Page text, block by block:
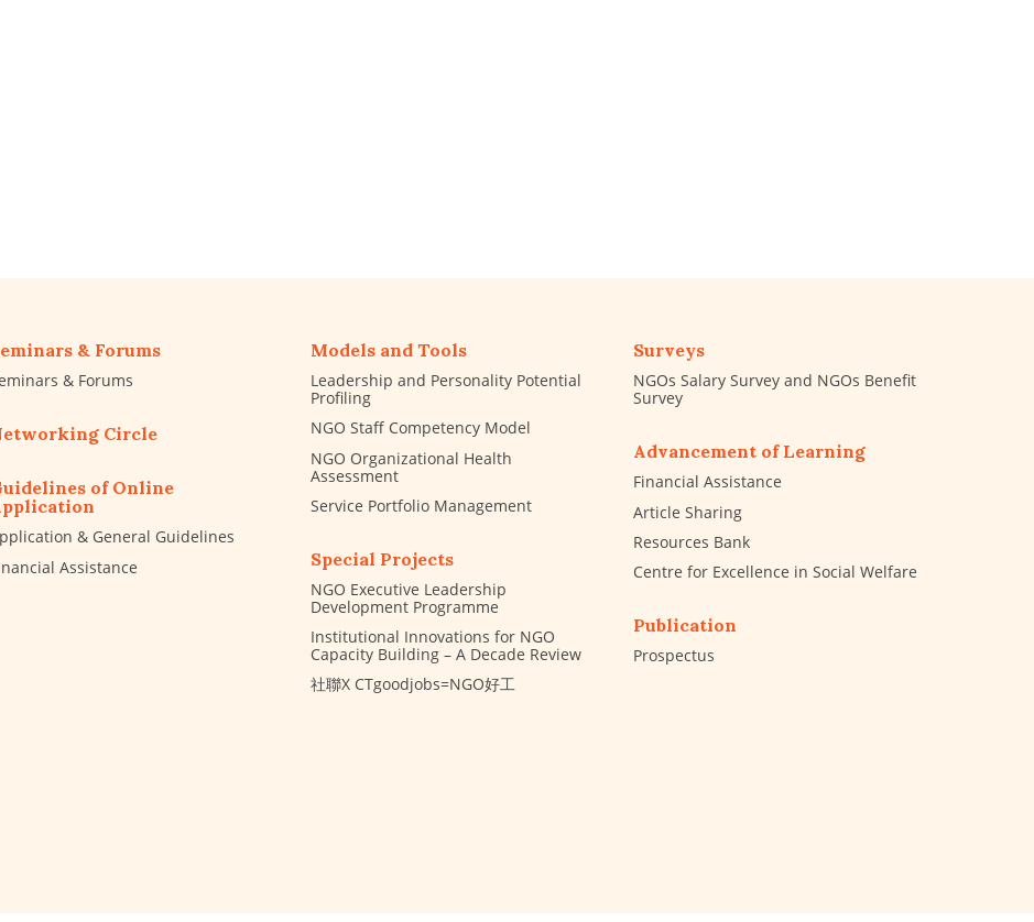
& Forums
& Forums
Circle
of Online
& General Guidelines
Assistance
Models and Tools
Leadership and Personality Potential
Profiling
NGO Staff Competency Model
NGO Organizational Health
Assessment
Service Portfolio Management
Special Projects
NGO Executive Leadership
Development Programme
Institutional Innovations for NGO
Capacity Building – A Decade Review
社聯X CTgoodjobs=NGO好工
Surveys
NGOs Salary Survey and NGOs Benefit
Survey
Advancement of Learning
Financial Assistance
Article Sharing
Resources Bank
Centre for Excellence in Social Welfare
Publication
Prospectus